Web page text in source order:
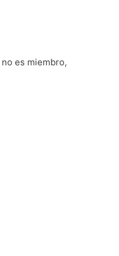
es miembro,